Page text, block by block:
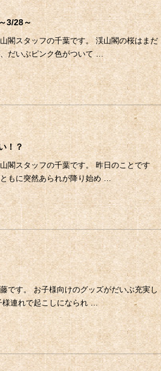
3/28～
閣スタッフの千葉です。 渓山閣の桜はまだ
だいぶピンク色がついて …
！？
閣スタッフの千葉です。 昨日のことです
もに突然あられが降り始め …
です。 お子様向けのグッズがだいぶ充実し
様連れで起こしになられ …